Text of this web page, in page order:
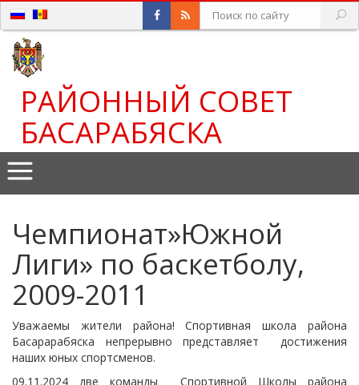
РАЙОННЫЙ СОВЕТ
БАСАРАБЯСКА
Чемпионат»Южной
Лиги» по баскетболу,
2009-2011
Уважаемы жители района! Спортивная школа района
Басарарабяска непрерывно представляет достижения
наших юных спортсменов.
09.11.2024 две команды Спортивной Школы района